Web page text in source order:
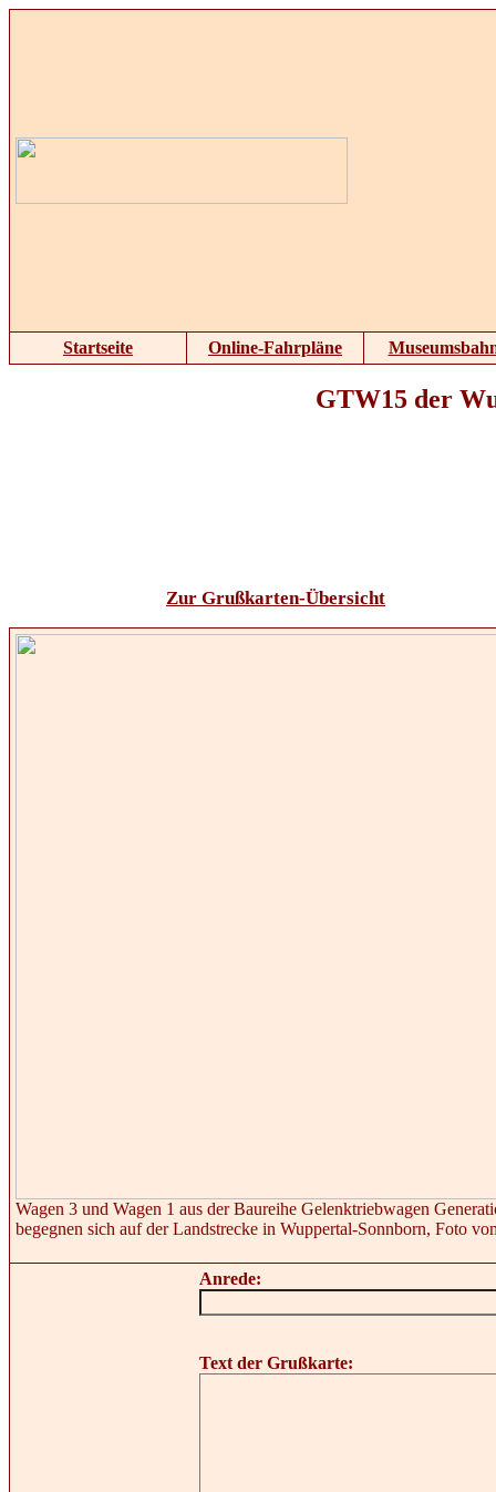
Startseite Online-Fahrpläne
GTW15 der
Zur Grußkarten-Übersicht
Wagen 3 und Wagen 1 aus der Baureihe Gelenktriebwagen
begegnen sich auf der Landstrecke in Wuppertal-Sonnborn, Foto
Anrede:
Text der Grußkarte: